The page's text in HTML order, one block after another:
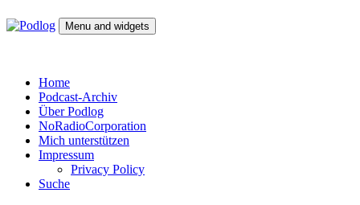
to
Menu and widgets
Home
Podcast-Archiv
Über Podlog
NoRadioCorporation
Mich unterstützen
Impressum
Privacy Policy
Suche